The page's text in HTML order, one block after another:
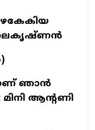
ഞാൻ
മിനി ആന്റണി